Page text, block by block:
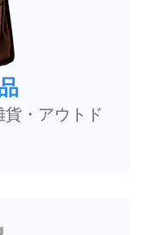
・アウトド